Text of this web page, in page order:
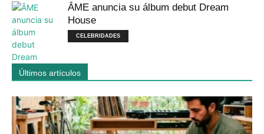
ÂME anuncia su álbum debut Dream
House
CELEBRIDADES
Últimos artículos